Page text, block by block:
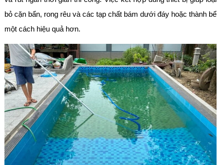
bỏ cặn bẩn, rong rêu và các tạp chất bám dưới đáy hoặc thành bể
một cách hiệu quả hơn.